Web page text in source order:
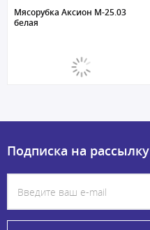
Мясорубка Аксион M-25.03
белая
Подписка на рассылку